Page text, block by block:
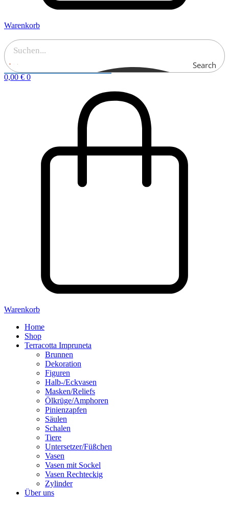
Warenkorb
Search
0,00 € 0
Warenkorb
Home
Shop
Terracotta Impruneta
Brunnen
Dekoration
Figuren
Halb-/Eckvasen
Masken/Reliefs
Ölkrüge/Amphoren
Pinienzapfen
Säulen
Schalen
Tiere
Untersetzer/Füßchen
Vasen
Vasen mit Sockel
Vasen Rechteckig
Zylinder
Über uns